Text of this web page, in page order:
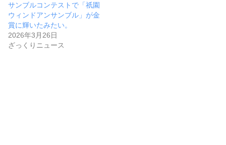
サンブルコンテストで「祇園
ウィンドアンサンブル」が金
賞に輝いたみたい。
2026年3月26日
ざっくりニュース